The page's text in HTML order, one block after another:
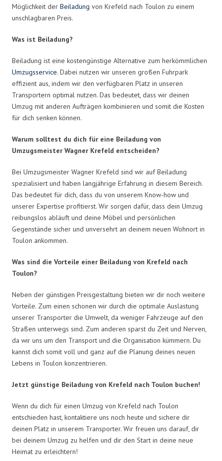
Möglichkeit der Beiladung von Krefeld nach Toulon zu einem
unschlagbaren Preis.
Was ist Beiladung?
Beiladung ist eine kostengünstige Alternative zum herkömmlichen
Umzugsservice. Dabei nutzen wir unseren großen Fuhrpark
effizient aus, indem wir den verfügbaren Platz in unseren
Transportern optimal nutzen. Das bedeutet, dass wir deinen
Umzug mit anderen Aufträgen kombinieren und somit die Kosten
für dich senken können.
Warum solltest du dich für eine Beiladung von
Umzugsmeister Wagner Krefeld entscheiden?
Bei Umzugsmeister Wagner Krefeld sind wir auf Beiladung
spezialisiert und haben langjährige Erfahrung in diesem Bereich.
Das bedeutet für dich, dass du von unserem Know-how und
unserer Expertise profitierst. Wir sorgen dafür, dass dein Umzug
reibungslos abläuft und deine Möbel und persönlichen
Gegenstände sicher und unversehrt an deinem neuen Wohnort in
Toulon ankommen.
Was sind die Vorteile einer Beiladung von Krefeld nach
Toulon?
Neben der günstigen Preisgestaltung bieten wir dir noch weitere
Vorteile. Zum einen schonen wir durch die optimale Auslastung
unserer Transporter die Umwelt, da weniger Fahrzeuge auf den
Straßen unterwegs sind. Zum anderen sparst du Zeit und Nerven,
da wir uns um den Transport und die Organisation kümmern. Du
kannst dich somit voll und ganz auf die Planung deines neuen
Lebens in Toulon konzentrieren.
Jetzt günstige Beiladung von Krefeld nach Toulon buchen!
Wenn du dich für einen Umzug von Krefeld nach Toulon
entschieden hast, kontaktiere uns noch heute und sichere dir
deinen Platz in unserem Transporter. Wir freuen uns darauf, dir
bei deinem Umzug zu helfen und dir den Start in deine neue
Heimat zu erleichtern!